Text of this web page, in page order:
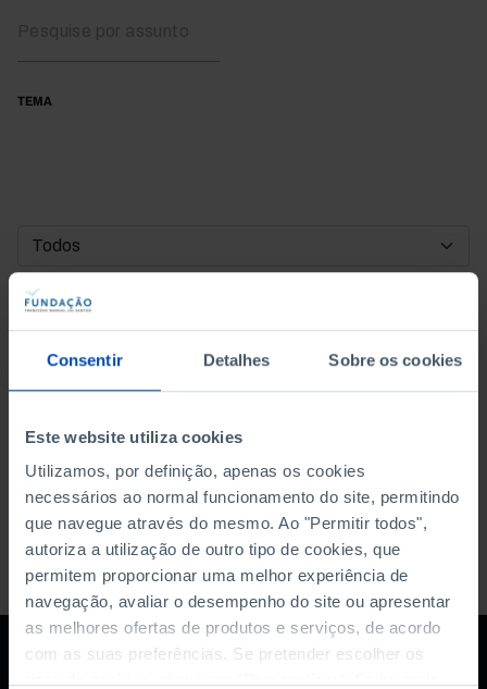
Consentir Detalhes Sobre os cookies
Este website utiliza cookies
Utilizamos, por definição, apenas os cookies
necessários ao normal funcionamento do site, permitindo
que navegue através do mesmo. Ao "Permitir todos",
autoriza a utilização de outro tipo de cookies, que
permitem proporcionar uma melhor experiência de
navegação, avaliar o desempenho do site ou apresentar
as melhores ofertas de produtos e serviços, de acordo
com as suas preferências. Se pretender escolher os
TEMA
DATA DE INÍCIO
DATA DE FIM